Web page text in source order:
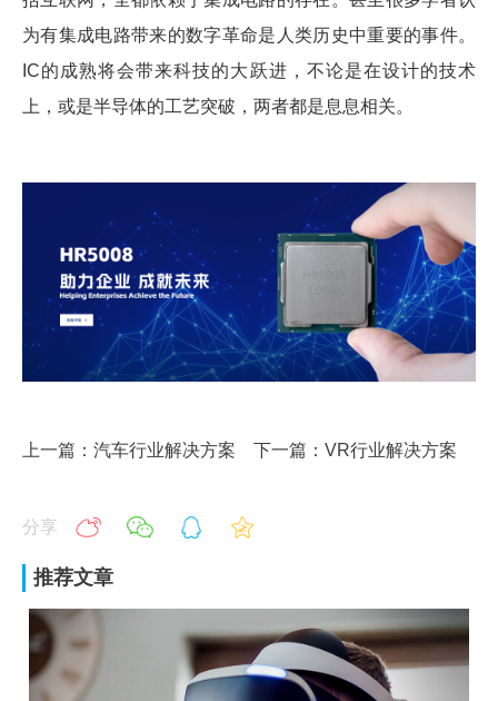
为有集成电路带来的数字革命是人类历史中重要的事件。
IC的成熟将会带来科技的大跃进，不论是在设计的技术
上，或是半导体的工艺突破，两者都是息息相关。
上一篇：汽车行业解决方案 下一篇：VR行业解决方案
分享
推荐文章